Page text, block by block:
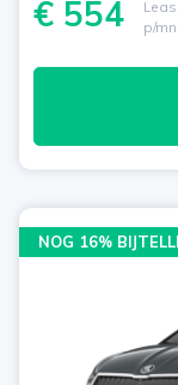
€ 554
p/
NOG 16%